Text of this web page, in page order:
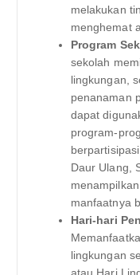
melakukan
menghemat
Program
sekolah
lingkungan,
penanaman
dapat
program-
Daur Ulang,
manfaatnya
Hari-hari
lingkungan